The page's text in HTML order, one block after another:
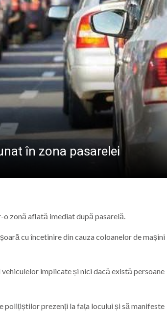
în Baia Mare: Un pas spre digitalizarea
la Vișeu de Sus
de ani de la moartea lui Iancu de
în perioada 14–16 august
în zona pasarelei
zonă aflată imediat după pasarelă.
cu încetinire din cauza coloanelor de mașini
implicate și nici dacă există persoane
prezenți la fața locului și să manifeste